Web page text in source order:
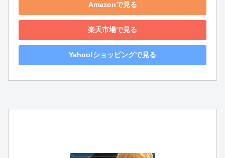
Amazonで見る
楽天市場で見る
Yahoo!ショッピングで見る